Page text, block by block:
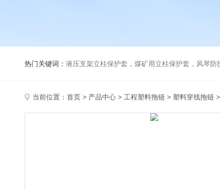
热门关键词： 液压支架立柱保护套，煤矿用立柱保护套，风琴
当前位置： 首页 > 产品中心 > 工程塑料拖链 > 塑料穿线拖链